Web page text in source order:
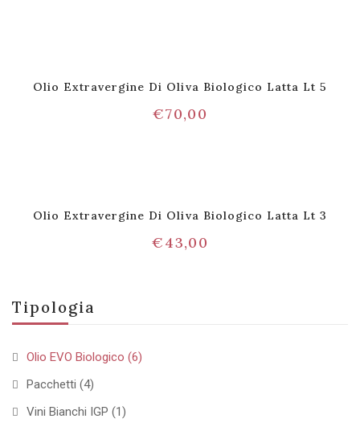
Tipologia
Olio EVO Biologico (6)
Pacchetti (4)
Vini Bianchi IGP (1)
Olio Extravergine Di Oliva Biologico Latta Lt 5
€70,00
Olio Extravergine Di Oliva Biologico Latta Lt 3
€43,00